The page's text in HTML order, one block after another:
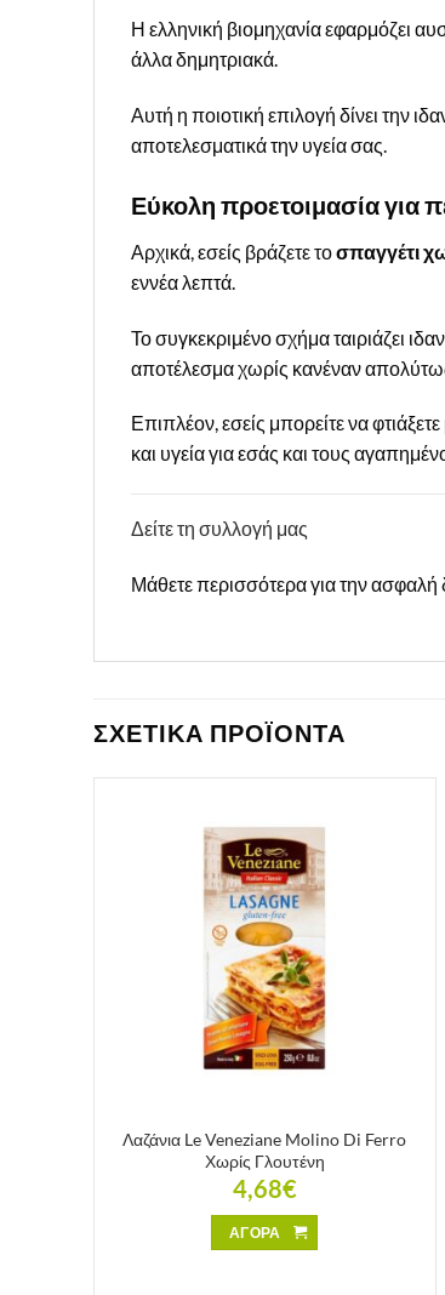
Η ελληνική βιομηχανία εφαρμόζει
άλλα δημητριακά.
Αυτή η ποιοτική επιλογή δίνει την
αποτελεσματικά την υγεία σας.
Εύκολη προετοιμασία για
Αρχικά, εσείς βράζετε τοσπαγγέτι
εννέα λεπτά.
Το συγκεκριμένο σχήμα ταιριάζει
αποτέλεσμα χωρίς κανέναν
Επιπλέον, εσείς μπορείτε να
και υγεία για εσάς και τους
Δείτε τη συλλογή μας
Μάθετε περισσότερα για την ασφαλή
ΣΧΕΤΙΚΑ ΠΡΟΪΟΝΤΑ
Λαζάνια Le Veneziane Molino Di Ferro
Χωρίς Γλουτένη
4,68€
ΑΓΟΡΑ